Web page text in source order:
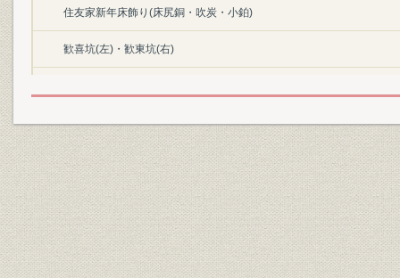
住友家新年床飾り(床尻銅・吹炭・小鉑)
歓喜坑(左)・歓東坑(右)
ラロック「別子鉱山目論見書」
ラロック使用のトランシット
東延斜坑機械場
新居浜製錬所
フレッシュヴィル別子鉱山視察状況添付略図写